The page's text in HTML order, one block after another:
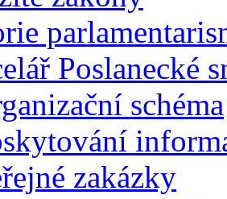
Poslanecké
schéma
zakázky